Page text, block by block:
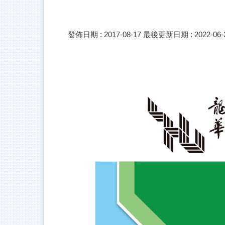
發佈日期 : 2017-08-17 最後更新日期 : 2022-06-